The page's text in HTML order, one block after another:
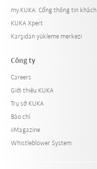
my.KUKA: Cổng thông tin
KUKA Xpert
Karşıdan yükleme merkezi
Công ty
Careers
Giới thiệu KUKA
Trụ sở KUKA
Báo chí
iiMagazine
Whistleblower System